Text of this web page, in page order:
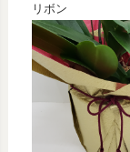
リボン